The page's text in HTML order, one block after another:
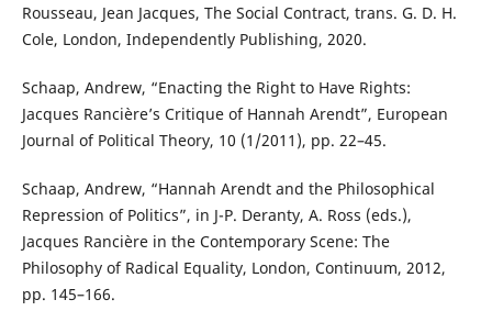
Rousseau, Jean Jacques, The Social Contract, trans. G. D. H.
Cole, London, Independently Publishing, 2020.
Schaap, Andrew, “Enacting the Right to Have Rights:
Jacques Rancière’s Critique of Hannah Arendt”, European
Journal of Political Theory, 10 (1/2011), pp. 22–45.
Schaap, Andrew, “Hannah Arendt and the Philosophical
Repression of Politics”, in J-P. Deranty, A. Ross (eds.),
Jacques Rancière in the Contemporary Scene: The
Philosophy of Radical Equality, London, Continuum, 2012,
pp. 145–166.